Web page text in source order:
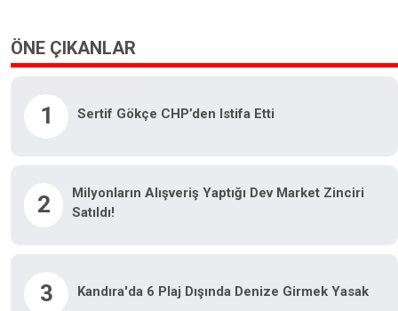
ÖNE ÇIKANLAR
1 Sertif Gökçe CHP’den Istifa Etti
2
Milyonların Alışveriş Yaptığı Dev Market Zinciri
Satıldı!
3 Kandıra'da 6 Plaj Dışında Denize Girmek Yasak